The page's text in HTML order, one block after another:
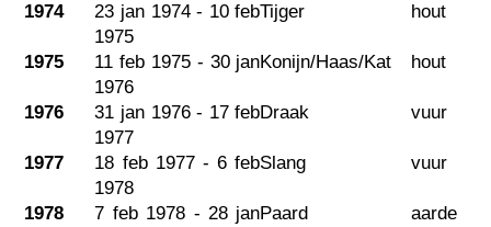
1974
23 jan 1974 - 10 feb
1975
Tijger hout
1975
11 feb 1975 - 30 jan
1976
Konijn/Haas/Kat hout
1976
31 jan 1976 - 17 feb
1977
Draak vuur
1977
18 feb 1977 - 6 feb
1978
Slang vuur
1978
7 feb 1978 - 28 janPaard aarde